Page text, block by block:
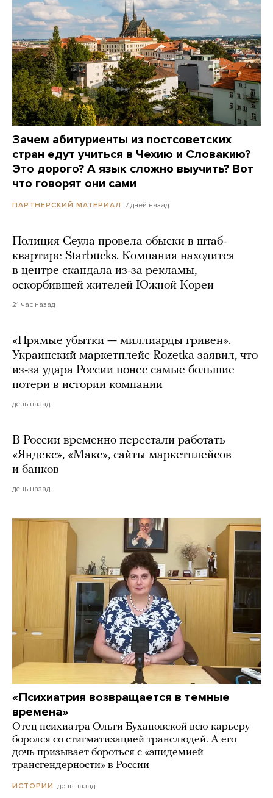
Зачем абитуриенты из постсоветских
стран едут учиться в Чехию и Словакию?
Это дорого? А язык сложно выучить? Вот
что говорят они сами
ПАРТНЕРСКИЙ МАТЕРИАЛ 7 дней назад
Полиция Сеула провела обыски в штаб-
квартире Starbucks. Компания находится
в центре скандала из-за рекламы,
оскорбившей жителей Южной Кореи
21 час назад
«Прямые убытки — миллиарды гривен».
Украинский маркетплейс Rozetka заявил, что
из-за удара России понес самые большие
потери в истории компании
день назад
В России временно перестали работать
«Яндекс», «Макс», сайты маркетплейсов
и банков
день назад
«Психиатрия возвращается в темные
времена»
Отец психиатра Ольги Бухановской всю карьеру
боролся со стигматизацией транслюдей. А его
дочь призывает бороться с «эпидемией
трансгендерности» в России
ИСТОРИИ день назад